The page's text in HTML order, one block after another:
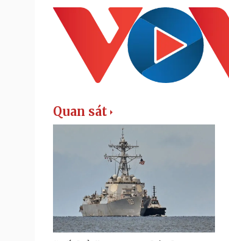
Quan sát